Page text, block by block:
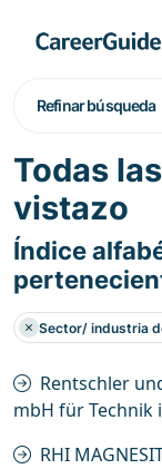
Refinar búsqueda
Todas
vistazo
Índice
Sector/ industria
Rentschler
mbH für Technik
RHI